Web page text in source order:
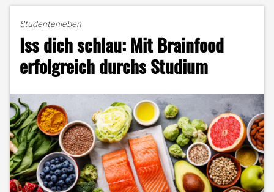
–
Passt
das
zusammen?"
Studentenleben
Iss dich schlau: Mit Brainfood
erfolgreich durchs Studium